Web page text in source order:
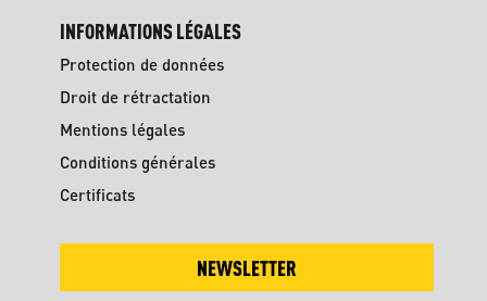
INFORMATIONS LÉGALES
Protection de données
Droit de rétractation
Mentions légales
Conditions générales
Certificats
NEWSLETTER